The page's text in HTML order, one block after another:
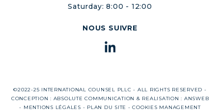
Saturday: 8:00 - 12:00
NOUS SUIVRE
©2022-25 INTERNATIONAL COUNSEL PLLC - ALL RIGHTS RESERVED -
CONCEPTION : ABSOLUTE COMMUNICATION & REALISATION : ANSWEB
- MENTIONS LÉGALES - PLAN DU SITE -COOKIES MANAGEMENT